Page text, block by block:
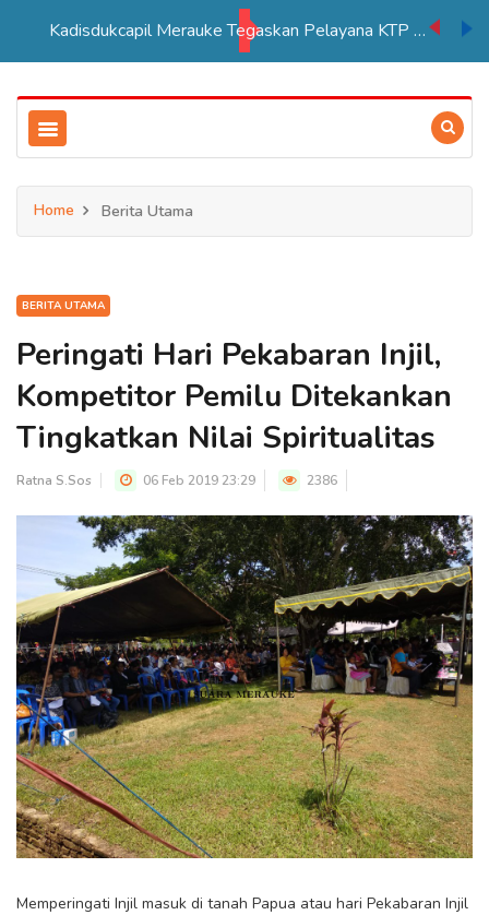
Kadisdukcapil Merauke Tegaskan Pelayana KTP Sesuai SOP
Home Berita Utama
BERITA UTAMA
Peringati Hari Pekabaran Injil,
Kompetitor Pemilu Ditekankan
Tingkatkan Nilai Spiritualitas
Ratna S.Sos 06 Feb 2019 23:29 2386
Memperingati Injil masuk di tanah Papua atau hari Pekabaran Injil